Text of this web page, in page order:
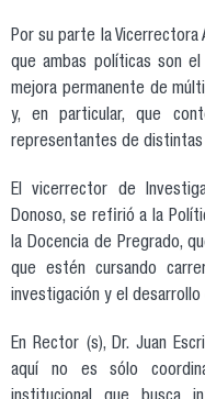
Por su parte la Vicerrectora
que ambas políticas son
mejora permanente de
y, en particular, que
representantes de
El vicerrector de
Donoso, se refirió a la
la Docencia de Pregrado,
que estén cursando
investigación y el
En Rector (s), Dr. Juan
aquí no es sólo